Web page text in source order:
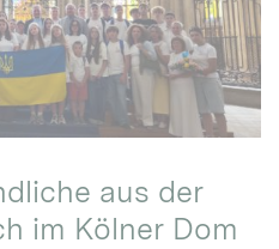
aus der
im Kölner Dom